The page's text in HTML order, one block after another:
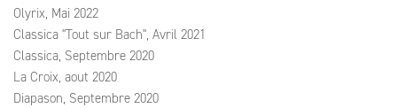
Olyrix, Mai 2022
Classica "Tout sur Bach", Avril 2021
Classica, Septembre 2020
La Croix, aout 2020
Diapason, Septembre 2020